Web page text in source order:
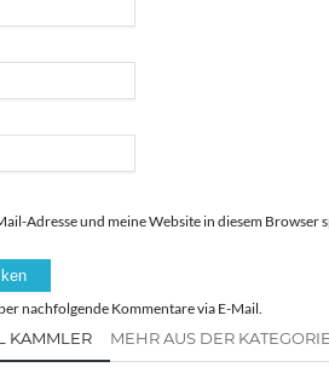
Adresse und meine Website in diesem Browser
nachfolgende Kommentare via E-Mail.
KAMMLER MEHR AUS DER